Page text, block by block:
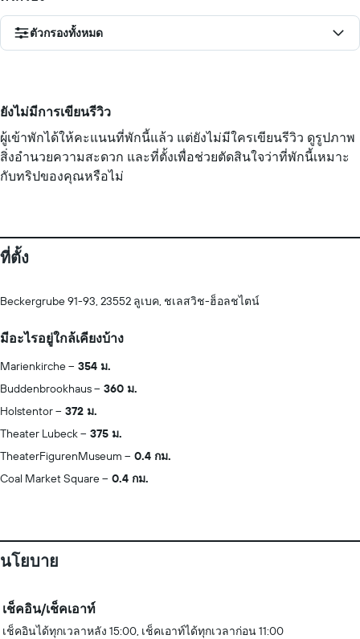
ตัวกรองทั้งหมด
ยังไม่มีการเขียนรีวิว
ผู้เข้าพักได้ให้คะแนนที่พักนี้แล้ว แต่ยังไม่มีใครเขียนรีวิว ดูรูปภาพ
สิ่งอำนวยความสะดวก และที่ตั้งเพื่อช่วยตัดสินใจว่าที่พักนี้เหมาะ
กับทริปของคุณหรือไม่
ที่ตั้ง
Beckergrube 91-93, 23552 ลูเบค, ชเลสวิช-ฮ็อลชไตน์
มีอะไรอยู่ใกล้เคียงบ้าง
Marienkirche
354 ม.
Buddenbrookhaus
360 ม.
Holstentor
372 ม.
Theater Lubeck
375 ม.
TheaterFigurenMuseum
0.4 กม.
Coal Market Square
0.4 กม.
นโยบาย
เช็คอิน/เช็คเอาท์
เช็คอินได้ทุกเวลาหลัง 15:00, เช็คเอาท์ได้ทุกเวลาก่อน 11:00